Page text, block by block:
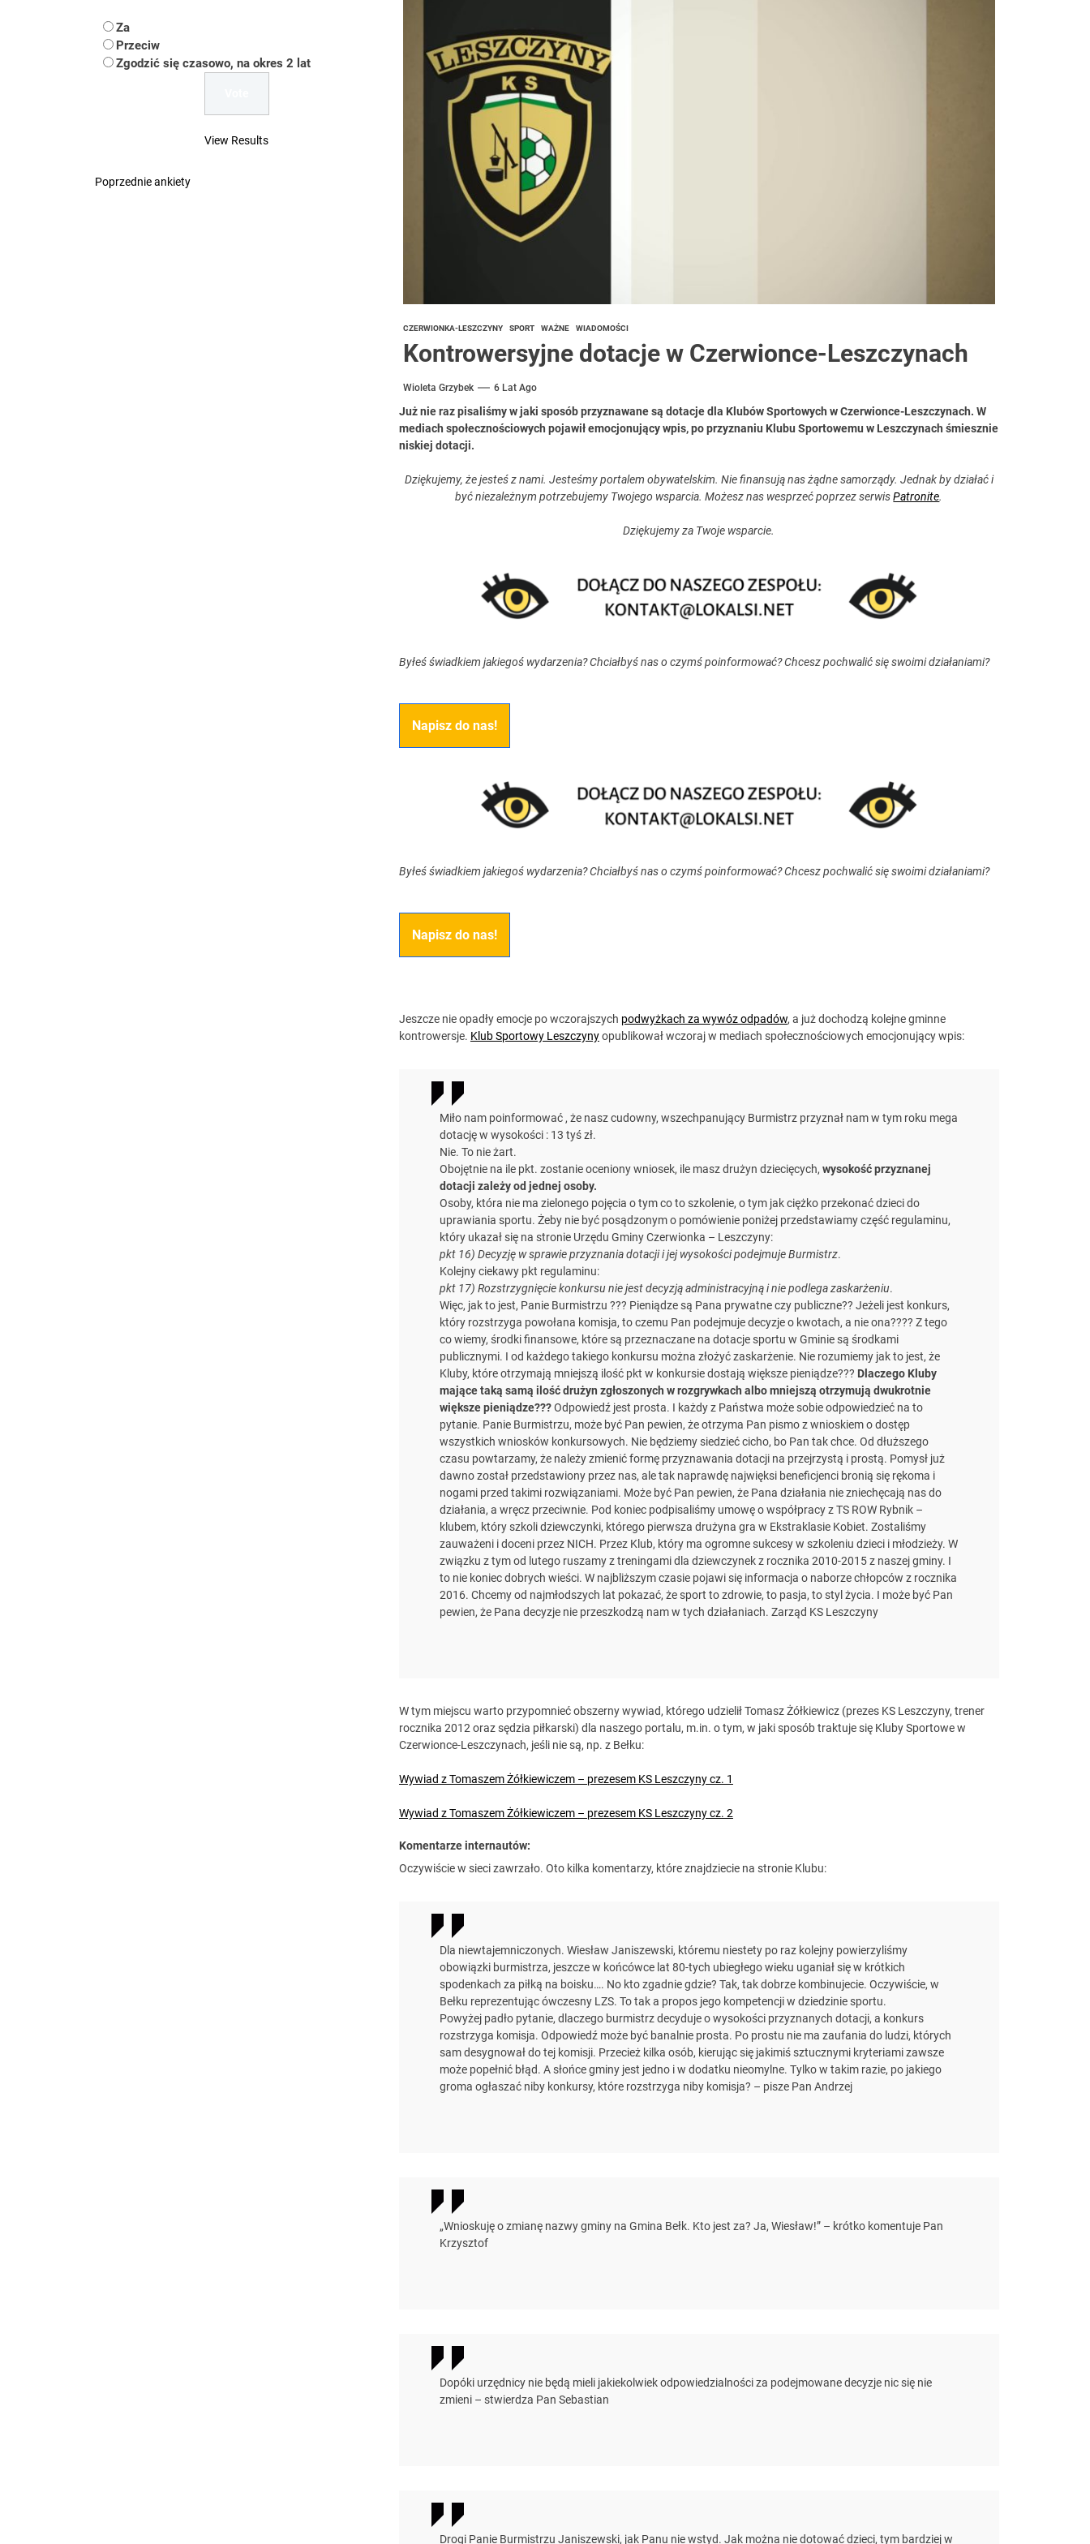
Uwaga Dębieńsko – woda nieprzydatna do spożycia!!!
Dość komentowania kolejnych afer w ochronie zdrowia — czas zacząć mówić o rozwiązaniach
CZERWIONKA-LESZCZYNY SPORT WAŻNE WIADOMOŚCI
Kontrowersyjne dotacje w Czerwionce-Leszczynach
Wioleta Grzybek 6 Lat Ago
Już nie raz pisaliśmy w jaki sposób przyznawane są dotacje dla Klubów Sportowych w Czerwionce-Leszczynach. W
mediach społecznościowych pojawił emocjonujący wpis, po przyznaniu Klubu Sportowemu w Leszczynach śmiesznie
niskiej dotacji.
Dziękujemy, że jesteś z nami. Jesteśmy portalem obywatelskim. Nie finansują nas żądne samorządy. Jednak by działać i
być niezależnym potrzebujemy Twojego wsparcia. Możesz nas wesprzeć poprzez serwisPatronite.
Dziękujemy za Twoje wsparcie.
Byłeś świadkiem jakiegoś wydarzenia? Chciałbyś nas o czymś poinformować? Chcesz pochwalić się swoimi działaniami?
Napisz do nas!
Byłeś świadkiem jakiegoś wydarzenia? Chciałbyś nas o czymś poinformować? Chcesz pochwalić się swoimi działaniami?
Napisz do nas!
Jeszcze nie opadły emocje po wczorajszych podwyżkach za wywóz odpadów, a już dochodzą kolejne gminne
kontrowersje. Klub Sportowy Leszczynyopublikował wczoraj w mediach społecznościowych emocjonujący wpis:
Miło nam poinformować , że nasz cudowny, wszechpanujący Burmistrz przyznał nam w tym roku mega
dotację w wysokości : 13 tyś zł.
Nie. To nie żart.
Obojętnie na ile pkt. zostanie oceniony wniosek, ile masz drużyn dziecięcych, wysokość przyznanej
dotacji zależy od jednej osoby.
Osoby, która nie ma zielonego pojęcia o tym co to szkolenie, o tym jak ciężko przekonać dzieci do
uprawiania sportu. Żeby nie być posądzonym o pomówienie poniżej przedstawiamy część regulaminu,
który ukazał się na stronie Urzędu Gminy Czerwionka – Leszczyny:
pkt 16) Decyzję w sprawie przyznania dotacji i jej wysokości podejmuje Burmistrz.
Kolejny ciekawy pkt regulaminu:
pkt 17) Rozstrzygnięcie konkursu nie jest decyzją administracyjną i nie podlega zaskarżeniu.
Więc, jak to jest, Panie Burmistrzu ??? Pieniądze są Pana prywatne czy publiczne?? Jeżeli jest konkurs,
który rozstrzyga powołana komisja, to czemu Pan podejmuje decyzje o kwotach, a nie ona???? Z tego
co wiemy, środki finansowe, które są przeznaczane na dotacje sportu w Gminie są środkami
publicznymi. I od każdego takiego konkursu można złożyć zaskarżenie. Nie rozumiemy jak to jest, że
Kluby, które otrzymają mniejszą ilość pkt w konkursie dostają większe pieniądze??? Dlaczego Kluby
mające taką samą ilość drużyn zgłoszonych w rozgrywkach albo mniejszą otrzymują dwukrotnie
większe pieniądze???Odpowiedź jest prosta. I każdy z Państwa może sobie odpowiedzieć na to
pytanie. Panie Burmistrzu, może być Pan pewien, że otrzyma Pan pismo z wnioskiem o dostęp
wszystkich wniosków konkursowych. Nie będziemy siedzieć cicho, bo Pan tak chce. Od dłuższego
czasu powtarzamy, że należy zmienić formę przyznawania dotacji na przejrzystą i prostą. Pomysł już
dawno został przedstawiony przez nas, ale tak naprawdę najwięksi beneficjenci bronią się rękoma i
nogami przed takimi rozwiązaniami. Może być Pan pewien, że Pana działania nie zniechęcają nas do
działania, a wręcz przeciwnie. Pod koniec podpisaliśmy umowę o współpracy z TS ROW Rybnik –
klubem, który szkoli dziewczynki, którego pierwsza drużyna gra w Ekstraklasie Kobiet. Zostaliśmy
zauważeni i doceni przez NICH. Przez Klub, który ma ogromne sukcesy w szkoleniu dzieci i młodzieży. W
związku z tym od lutego ruszamy z treningami dla dziewczynek z rocznika 2010-2015 z naszej gminy. I
to nie koniec dobrych wieści. W najbliższym czasie pojawi się informacja o naborze chłopców z rocznika
2016. Chcemy od najmłodszych lat pokazać, że sport to zdrowie, to pasja, to styl życia. I może być Pan
pewien, że Pana decyzje nie przeszkodzą nam w tych działaniach. Zarząd KS Leszczyny
W tym miejscu warto przypomnieć obszerny wywiad, którego udzielił Tomasz Żółkiewicz (prezes KS Leszczyny, trener
rocznika 2012 oraz sędzia piłkarski) dla naszego portalu, m.in. o tym, w jaki sposób traktuje się Kluby Sportowe w
Czerwionce-Leszczynach, jeśli nie są, np. z Bełku:
Wywiad z Tomaszem Żółkiewiczem – prezesem KS Leszczyny cz. 1
Wywiad z Tomaszem Żółkiewiczem – prezesem KS Leszczyny cz. 2
Komentarze internautów:
Oczywiście w sieci zawrzało. Oto kilka komentarzy, które znajdziecie na stronie Klubu:
Dla niewtajemniczonych. Wiesław Janiszewski, któremu niestety po raz kolejny powierzyliśmy
obowiązki burmistrza, jeszcze w końcówce lat 80-tych ubiegłego wieku uganiał się w krótkich
spodenkach za piłką na boisku…. No kto zgadnie gdzie? Tak, tak dobrze kombinujecie. Oczywiście, w
Bełku reprezentując ówczesny LZS. To tak a propos jego kompetencji w dziedzinie sportu.
Powyżej padło pytanie, dlaczego burmistrz decyduje o wysokości przyznanych dotacji, a konkurs
rozstrzyga komisja. Odpowiedź może być banalnie prosta. Po prostu nie ma zaufania do ludzi, których
sam desygnował do tej komisji. Przecież kilka osób, kierując się jakimiś sztucznymi kryteriami zawsze
może popełnić błąd. A słońce gminy jest jedno i w dodatku nieomylne. Tylko w takim razie, po jakiego
groma ogłaszać niby konkursy, które rozstrzyga niby komisja? – pisze Pan Andrzej
„Wnioskuję o zmianę nazwy gminy na Gmina Bełk. Kto jest za? Ja, Wiesław!” – krótko komentuje Pan
Krzysztof
Dopóki urzędnicy nie będą mieli jakiekolwiek odpowiedzialności za podejmowane decyzje nic się nie
zmieni – stwierdza Pan Sebastian
Drogi Panie Burmistrzu Janiszewski, jak Panu nie wstyd. Jak można nie dotować dzieci, tym bardziej w
Za
Przeciw
Zgodzić się czasowo, na okres 2 lat
View Results
Poprzednie ankiety